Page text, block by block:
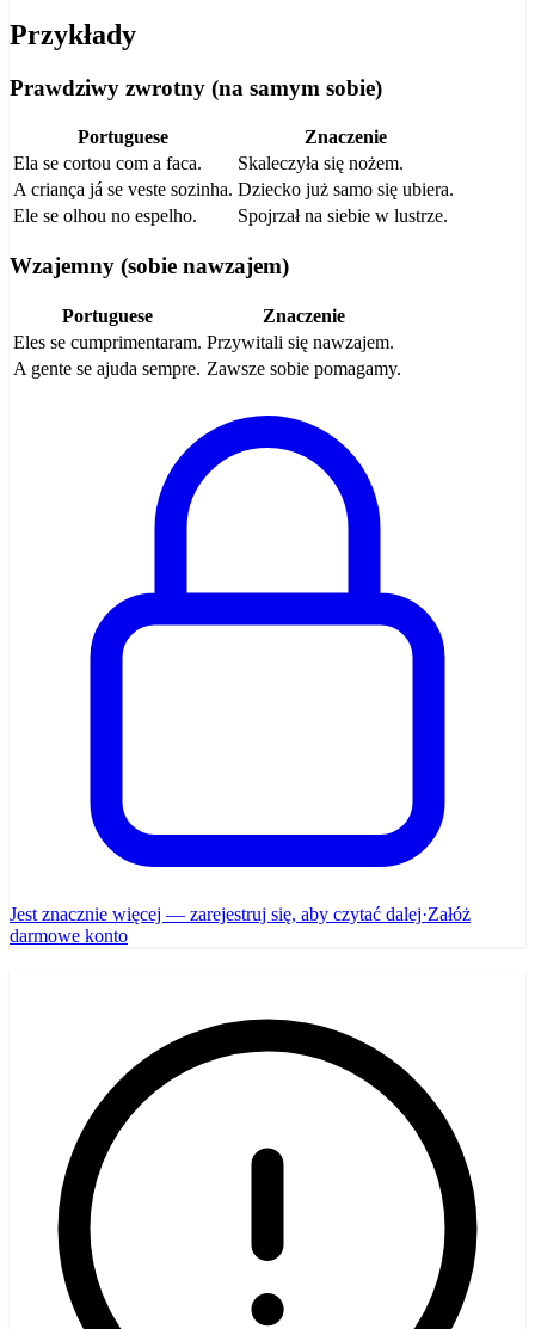
Przykłady
Prawdziwy zwrotny (na samym sobie)
Portuguese
Znaczenie
Ela se cortou com a faca.
Skaleczyła się nożem.
A criança já se veste sozinha. Dziecko już samo się ubiera.
Ele se olhou no espelho.
Spojrzał na siebie w lustrze.
Wzajemny (sobie nawzajem)
Portuguese
Znaczenie
Eles se cumprimentaram. Przywitali się nawzajem.
A gente se ajuda sempre. Zawsze sobie pomagamy.
Jest znacznie więcej — zarejestruj się, aby czytać dalej·Załóż
darmowe konto